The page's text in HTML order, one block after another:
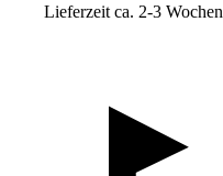
Lieferzeit ca. 2-3 Wochen